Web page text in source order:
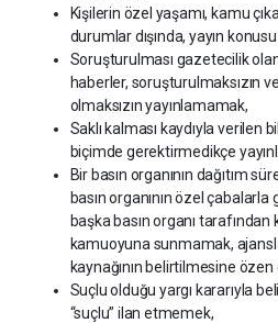
Kişilerin özel yaşamı, kamu
durumlar dışında, yayın
Soruşturulması gazetecilik
haberler, soruşturulmaksızın
olmaksızın yayınlamamak,
Saklı kalması kaydıyla verilen
biçimde gerektirmedikçe
Bir basın organının dağıtım
basın organının özel
başka basın organı
kamuoyuna sunmamak,
kaynağının belirtilmesine
Suçlu olduğu yargı kararıyla
“suçlu” ilan etmemek,